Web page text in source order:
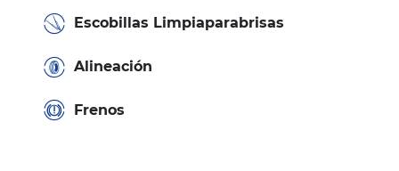
Escobillas Limpiaparabrisas
Alineación
Frenos